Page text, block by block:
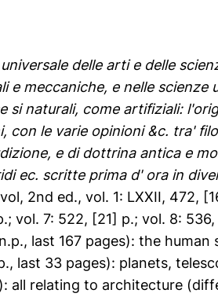
delle arti e delle
e meccaniche, e nelle
si naturali, come artifiziali:
con le varie opinioni &c. tra'
e di dottrina antica e
ec. scritte prima d' ora in
2nd ed., vol. 1: LXXII, 472,
vol. 7: 522, [21] p.; vol. 8:
last 167 pages): the
last 33 pages): planets,
all relating to architecture